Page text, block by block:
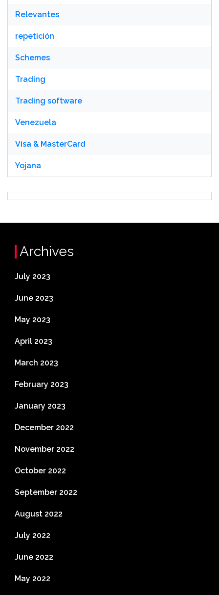
Relevantes
repetición
Schemes
Trading
Trading software
Venezuela
Visa & MasterCard
Yojana
Archives
July 2023
June 2023
May 2023
April 2023
March 2023
February 2023
January 2023
December 2022
November 2022
October 2022
September 2022
August 2022
July 2022
June 2022
May 2022